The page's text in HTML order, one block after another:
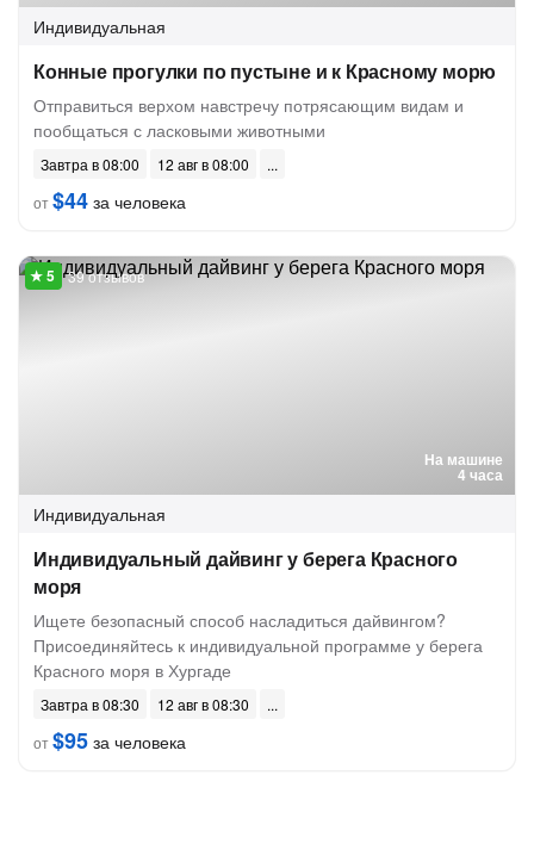
Индивидуальная
Конные прогулки по пустыне и к Красному морю
Отправиться верхом навстречу потрясающим видам и
пообщаться с ласковыми животными
Завтра в 08:00
12 авг в 08:00
от$44 за человека
На машине
4 часа
39 отзывов
Индивидуальная
Индивидуальный дайвинг у берега Красного
моря
Ищете безопасный способ насладиться дайвингом?
Присоединяйтесь к индивидуальной программе у берега
Красного моря в Хургаде
Завтра в 08:30
12 авг в 08:30
от$95 за человека